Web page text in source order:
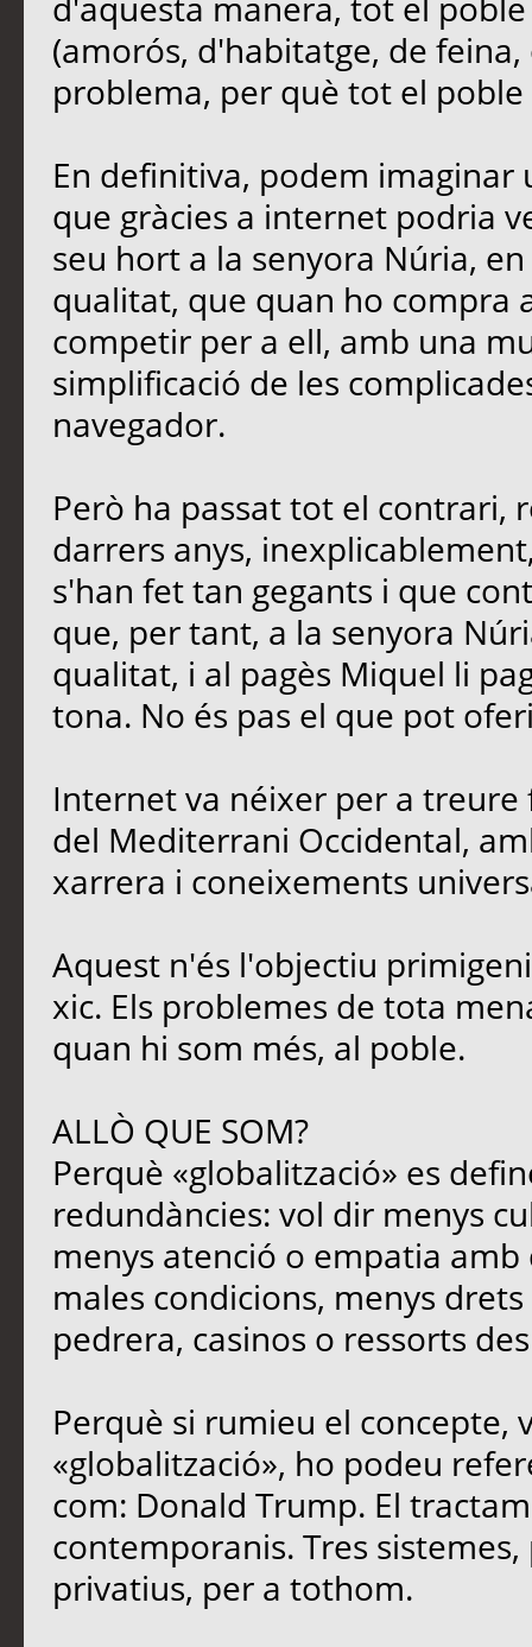
(amorós, d'habitatge, de
problema, per què tot el
En definitiva, podem imaginar
que gràcies a internet podria
seu hort a la senyora Núria,
qualitat, que quan ho compra
competir per a ell, amb una
simplificació de les
navegador.
Però ha passat tot el contrari,
darrers anys,
s'han fet tan gegants i que
que, per tant, a la senyora
qualitat, i al pagès Miquel li
tona. No és pas el que pot
Internet va néixer per a
del Mediterrani Occidental,
xarrera i coneixements
Aquest n'és l'objectiu
xic. Els problemes de tota
quan hi som més, al poble.
ALLÒ QUE SOM?
Perquè «globalització» es
redundàncies: vol dir menys
menys atenció o empatia
males condicions, menys
pedrera, casinos o ressorts
Perquè si rumieu el concepte,
«globalització», ho podeu
com: Donald Trump. El
contemporanis. Tres
privatius, per a tothom.